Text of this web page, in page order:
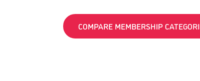
COMPARE MEMBERSHIP